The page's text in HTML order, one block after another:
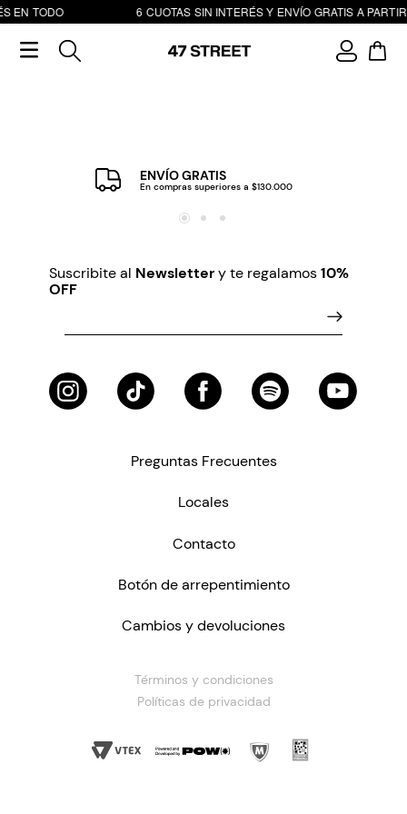
EN TODO 6 CUOTAS SIN INTERÉS Y ENVÍO GRATIS A
ENVÍO GRATIS
En compras superiores a $130.000
Suscribite al Newslettery te regalamos10%
OFF
Preguntas Frecuentes
Locales
Contacto
Botón de arrepentimiento
Cambios y devoluciones
Términos y condiciones
Políticas de privacidad